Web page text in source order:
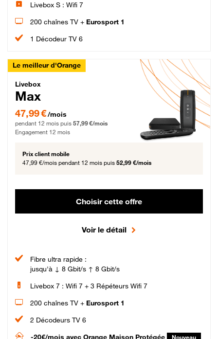
Livebox S : Wifi 7
200 chaînes TV + Eurosport 1
1 Décodeur TV 6
Le meilleur d'Orange
Livebox Max Fibre
Livebox
Max
47,99 € par mois pendant 12 mois puis 57,99 € par mois, Engagement 12 mois
47,99 €/mois
pendant 12 mois puis 57,99 €/mois
Engagement 12 mois
Prix client mobile
47,99 €/mois pendant 12 mois puis 52,99 €/mois
Choisir cette offre
Voir le détail
Fibre ultra rapide :
jusqu'à ↓ 8 Gbit/s ↑ 8 Gbit/s
Livebox 7 : Wifi 7 + 3 Répéteurs Wifi 7
200 chaînes TV + Eurosport 1
2 Décodeurs TV 6
-20€/mois avec Orange Maison Protégée Nouveau